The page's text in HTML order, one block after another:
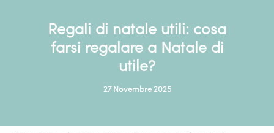
Regali di natale utili: cosa
farsi regalare a Natale di
utile?
27 Novembre 2025